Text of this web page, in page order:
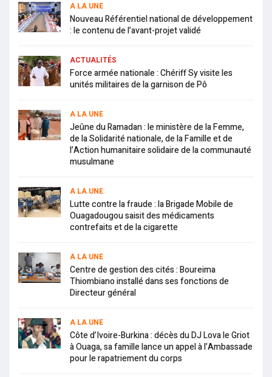
A LA UNE
Nouveau Référentiel national de développement
: le contenu de l’avant-projet validé
ACTUALITÉS
Force armée nationale : Chériff Sy visite les
unités militaires de la garnison de Pô
A LA UNE
Jeûne du Ramadan : le ministère de la Femme,
de la Solidarité nationale, de la Famille et de
l’Action humanitaire solidaire de la communauté
musulmane
A LA UNE
Lutte contre la fraude : la Brigade Mobile de
Ouagadougou saisit des médicaments
contrefaits et de la cigarette
A LA UNE
Centre de gestion des cités : Boureima
Thiombiano installé dans ses fonctions de
Directeur général
A LA UNE
Côte d’Ivoire-Burkina : décès du DJ Lova le Griot
à Ouaga, sa famille lance un appel à l’Ambassade
pour le rapatriement du corps